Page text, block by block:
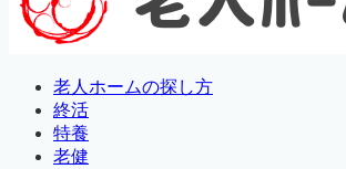
老人ホームの探し方
終活
特養
老健